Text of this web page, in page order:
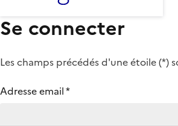
Se connecter
Les champs précédés d'une étoile (*)
Adresse email*